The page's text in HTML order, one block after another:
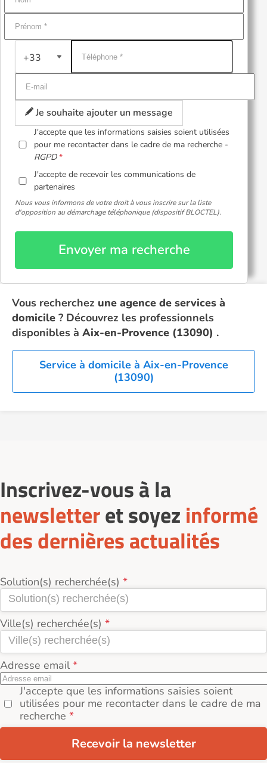
+33
Je souhaite ajouter un message
J'accepte que les informations saisies soient utilisées
pour me recontacter dans le cadre de ma recherche -
RGPD
J'accepte de recevoir les communications de
partenaires
Nous vous informons de votre droit à vous inscrire sur la liste
d'opposition au démarchage téléphonique (dispositif BLOCTEL).
Envoyer ma recherche
Vous recherchez une agence de services à
domicile ? Découvrez les professionnels
disponibles à Aix-en-Provence (13090) .
Service à domicile à Aix-en-Provence
(13090)
Inscrivez-vous à la
newsletteret soyez informé
des dernières actualités
Solution(s) recherchée(s)
Ville(s) recherchée(s)
Adresse email
J'accepte que les informations saisies soient
utilisées pour me recontacter dans le cadre de ma
recherche
Recevoir la newsletter